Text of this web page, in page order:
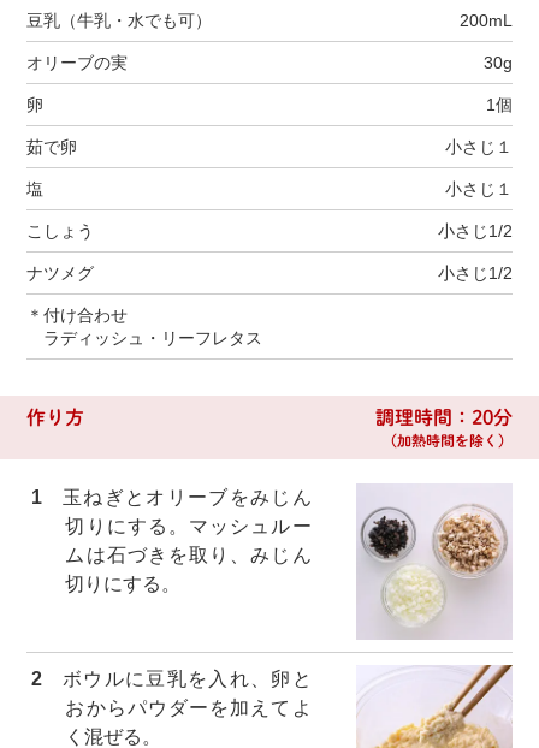
豆乳（牛乳・水でも可） 200mL
オリーブの実 30g
卵 1個
茹で卵 小さじ１
塩 小さじ１
こしょう 小さじ1/2
ナツメグ 小さじ1/2
＊付け合わせ
ラディッシュ・リーフレタス
作り方 調理時間：20分
（加熱時間を除く）
1
玉ねぎとオリーブをみじん
切りにする。マッシュルー
ムは石づきを取り、みじん
切りにする。
2
ボウルに豆乳を入れ、卵と
おからパウダーを加えてよ
く混ぜる。